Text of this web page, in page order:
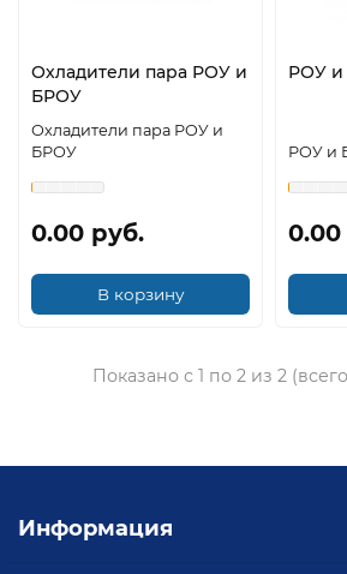
Охладители пара РОУ и
БРОУ
Охладители пара РОУ и
БРОУ
0.00 руб.
В корзину
РОУ
РОУ и
0.00
Показано с 1 по 2 из 2
Информация